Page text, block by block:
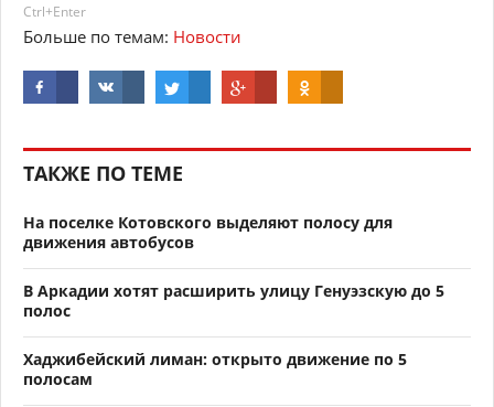
Ctrl+Enter
Больше по темам: Новости
ТАКЖЕ ПО ТЕМЕ
На поселке Котовского выделяют полосу для
движения автобусов
В Аркадии хотят расширить улицу Генуэзскую до 5
полос
Хаджибейский лиман: открыто движение по 5
полосам